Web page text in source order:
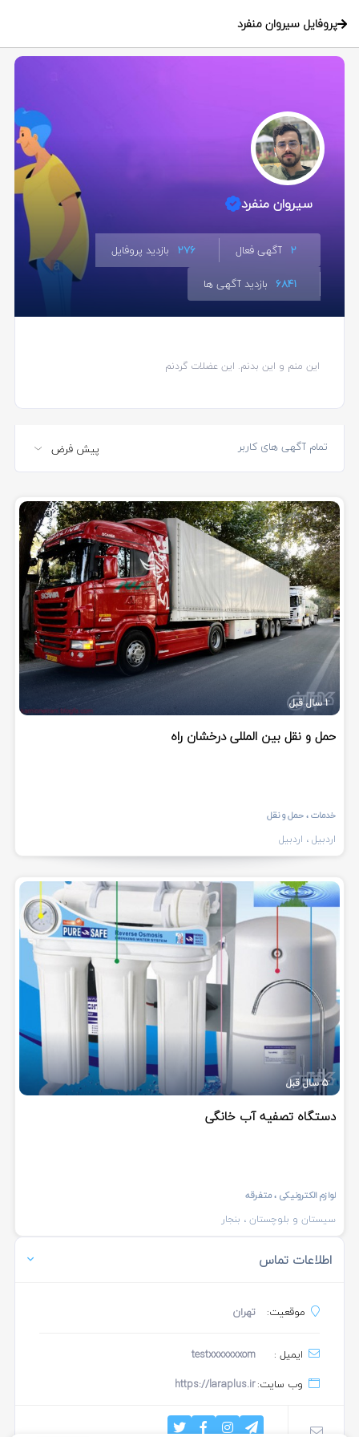
پروفایل سیروان منفرد
سیروان منفرد
2 آگهی فعال 276 بازدید پروفایل
6841 بازدید آگهی ها
این منم و این بدنم. این عضلات گردنم
تمام آگهی های کاربر
1 سال قبل
حمل و نقل بین المللی درخشان راه
خدمات، حمل و نقل
اردبیل، اردبیل
5 سال قبل
دستگاه تصفیه آب خانگی
لوازم الکترونیکی ، متفرقه
سیستان و بلوچستان، بنجار
اطلاعات تماس
موقعیت: تهران
ایمیل :
testxxxxxxxom
وب سایت:https://laraplus.ir